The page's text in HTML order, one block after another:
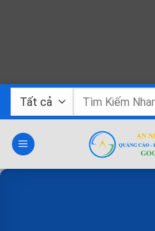
Bỏ
dung
Tìm